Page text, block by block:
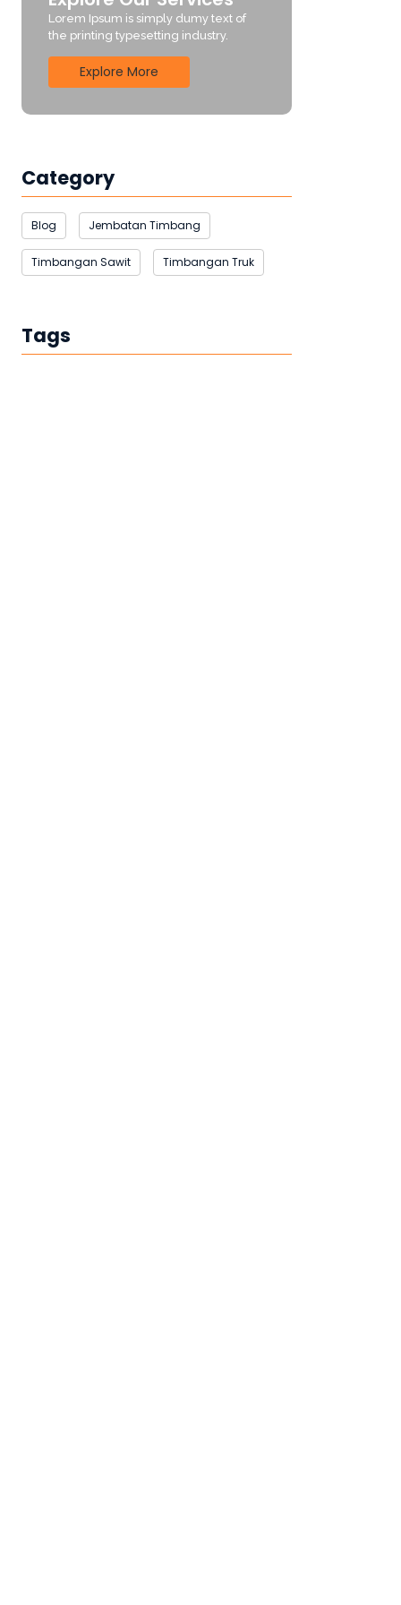
Lorem Ipsum is simply dumy text of
the printing typesetting industry.
Explore More
Category
Blog Jembatan Timbang
Timbangan Sawit Timbangan Truk
Tags